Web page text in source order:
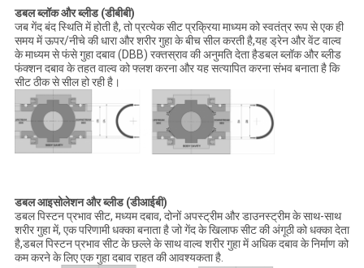
डबल ब्लॉक और ब्लीड (डीबीबी)
जब गेंद बंद स्थिति में होती है, तो प्रत्येक सीट प्रक्रिया माध्यम को स्वतंत्र रूप से एक ही
समय में ऊपर/नीचे की धारा और शरीर गुहा के बीच सील करती है,यह ड्रेन और वेंट वाल्व
के माध्यम से फंसे गुहा दबाव (DBB) रक्तस्राव की अनुमति देता हैडबल ब्लॉक और ब्लीड
फंक्शन दबाव के तहत वाल्व को फ्लश करना और यह सत्यापित करना संभव बनाता है कि
सीट ठीक से सील हो रही है।
डबल आइसोलेशन और ब्लीड (डीआईबी)
डबल पिस्टन प्रभाव सीट, मध्यम दबाव, दोनों अपस्ट्रीम और डाउनस्ट्रीम के साथ-साथ
शरीर गुहा में, एक परिणामी धक्का बनाता है जो गेंद के खिलाफ सीट की अंगूठी को धक्का देता
है,डबल पिस्टन प्रभाव सीट के छल्ले के साथ वाल्व शरीर गुहा में अधिक दबाव के निर्माण को
कम करने के लिए एक गुहा दबाव राहत की आवश्यकता है.